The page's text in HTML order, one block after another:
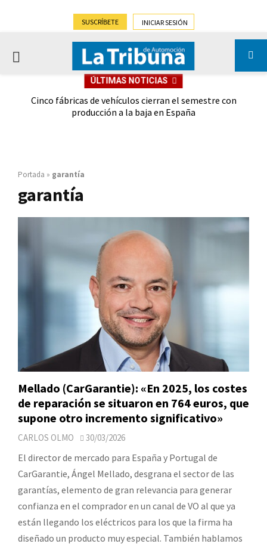
SUSCRÍBETE INICIAR SESIÓN
PRIMARY
ÚLTIMAS NOTICIAS
Cinco fábricas de vehículos cierran el semestre con
producción a la baja en España
Portada » garantía
garantía
Mellado (CarGarantie): «En 2025, los costes
de reparación se situaron en 764 euros, que
supone otro incremento significativo»
CARLOS OLMO 30/03/2026
El director de mercado para España y Portugal de
CarGarantie, Ángel Mellado, desgrana el sector de las
garantías, elemento de gran relevancia para generar
confianza en el comprador en un canal de VO al que ya
están llegando los eléctricos para los que la firma ha
diseñado un producto muy especial. También hablamos